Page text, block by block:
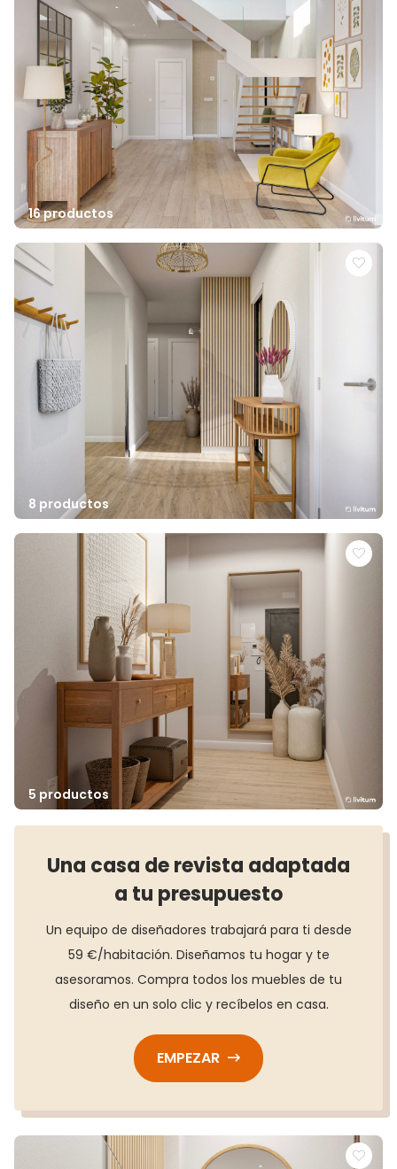
16 productos
8 productos
5 productos
Una casa de revista adaptada
a tu presupuesto
Un equipo de diseñadores trabajará para ti desde
59 €/habitación. Diseñamos tu hogar y te
asesoramos. Compra todos los muebles de tu
diseño en un solo clic y recíbelos en casa.
EMPEZAR